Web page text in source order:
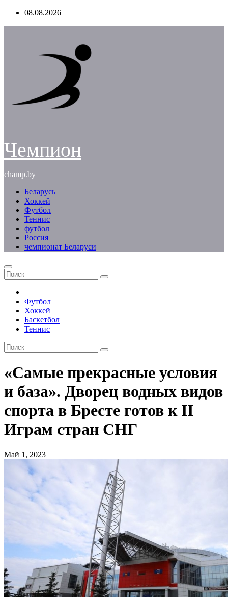
Перейти08.08.2026
Чемпион
champ.by
Беларусь
Хоккей
Футбол
Теннис
футбол
Россия
чемпионат Беларуси
Футбол
Хоккей
Баскетбол
Теннис
«Самые прекрасные условия
и база». Дворец водных видов
спорта в Бресте готов к II
Играм стран СНГ
Май 1, 2023